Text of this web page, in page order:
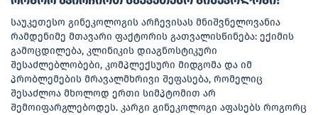
საუკეთესო გინეკოლოგის არჩევისას მნიშვნელოვანია
რამდენიმე მთავარი ფაქტორის გათვალისწინება: ექიმის
გამოცდილება, კლინიკის დიაგნოსტიკური
შესაძლებლობები, კომპლექსური მიდგომა და იმ
პრობლემების მრავალმხრივი შეფასება, რომელიც
შესაძლოა მხოლოდ ერთი სიმპტომით არ
შემოიფარგლებოდეს. კარგი გინეკოლოგი აფასებს როგორც